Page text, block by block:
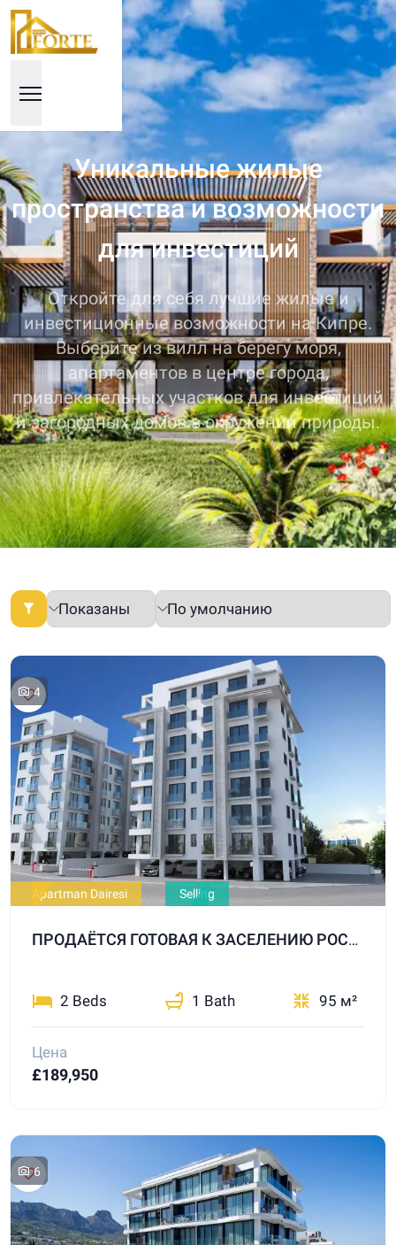
Уникальные жилые
пространства и возможности
для инвестиций
Откройте для себя лучшие жилые и
инвестиционные возможности на Кипре.
Выберите из вилл на берегу моря,
апартаментов в центре города,
привлекательных участков для инвестиций
и загородных домов в окружении природы.
4
Apartman Dairesi Selling
ПРОДАЁТСЯ ГОТОВАЯ К ЗАСЕЛЕНИЮ РОСКОШНАЯ КВАРТИРА 2+1 В ЦЕНТРЕ ГИРНЕ.
2 Beds 1 Bath 95 м²
Цена
£189,950
6